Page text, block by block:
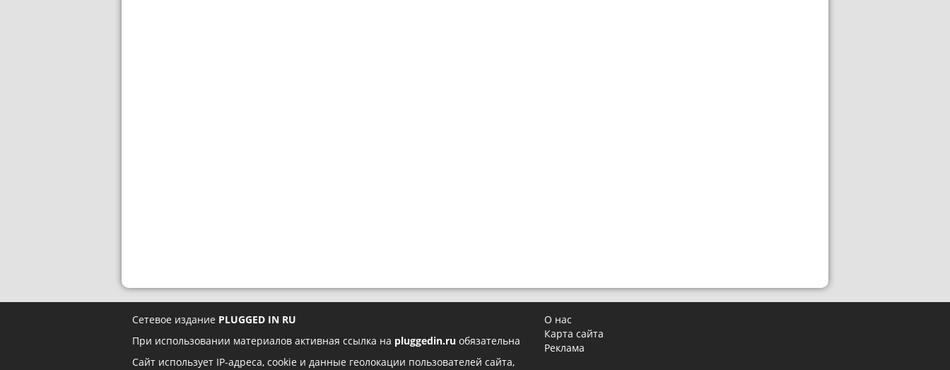
Сетевое издание PLUGGED IN RU
При использовании материалов активная ссылка на pluggedin.ru обязательна
Сайт использует IP-адреса, cookie и данные геолокации пользователей сайта,
О нас
Карта сайта
Реклама